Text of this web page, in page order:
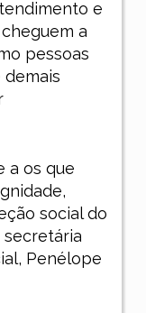
e
a
pessoas
demais
a os que
social do
secretária
Penélope